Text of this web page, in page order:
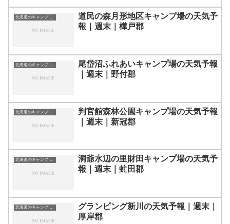
北海道のキャンプ場一覧
道民の森月形地区キャンプ場の天気予
報｜週末｜樺戸郡
北海道のキャンプ場一覧
尾岱沼ふれあいキャンプ場の天気予報
｜週末｜野付郡
北海道のキャンプ場一覧
判官館森林公園キャンプ場の天気予報
｜週末｜新冠郡
北海道のキャンプ場一覧
洞爺水辺の里財田キャンプ場の天気予
報｜週末｜虻田郡
北海道のキャンプ場一覧
グランピング新川の天気予報｜週末｜
厚岸郡